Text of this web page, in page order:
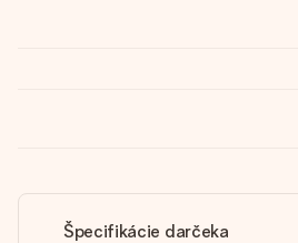
Špecifikácie darčeka